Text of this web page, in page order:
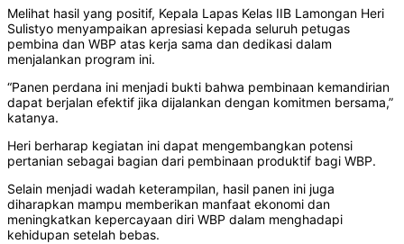
Melihat hasil yang positif, Kepala Lapas Kelas IIB Lamongan Heri
Sulistyo menyampaikan apresiasi kepada seluruh petugas
pembina dan WBP atas kerja sama dan dedikasi dalam
menjalankan program ini.
“Panen perdana ini menjadi bukti bahwa pembinaan kemandirian
dapat berjalan efektif jika dijalankan dengan komitmen bersama,”
katanya.
Heri berharap kegiatan ini dapat mengembangkan potensi
pertanian sebagai bagian dari pembinaan produktif bagi WBP.
Selain menjadi wadah keterampilan, hasil panen ini juga
diharapkan mampu memberikan manfaat ekonomi dan
meningkatkan kepercayaan diri WBP dalam menghadapi
kehidupan setelah bebas.